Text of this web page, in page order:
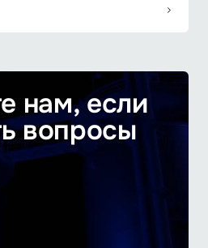
нам, если
вопросы